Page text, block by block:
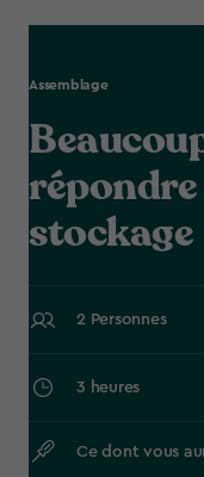
Assemblage
répondre
stockage
2 Personnes
3 heures
Ce dont vous